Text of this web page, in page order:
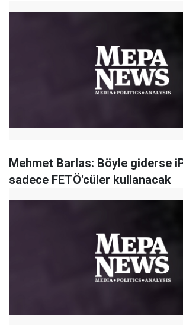
Mehmet Barlas: Böyle giderse
sadece FETÖ'cüler kullanacak